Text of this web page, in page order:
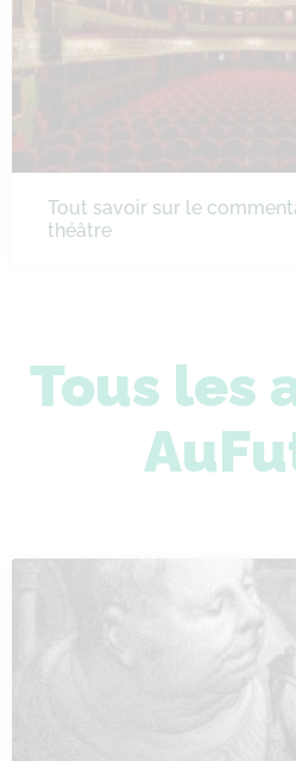
Tout savoir sur le
théâtre
Tous les